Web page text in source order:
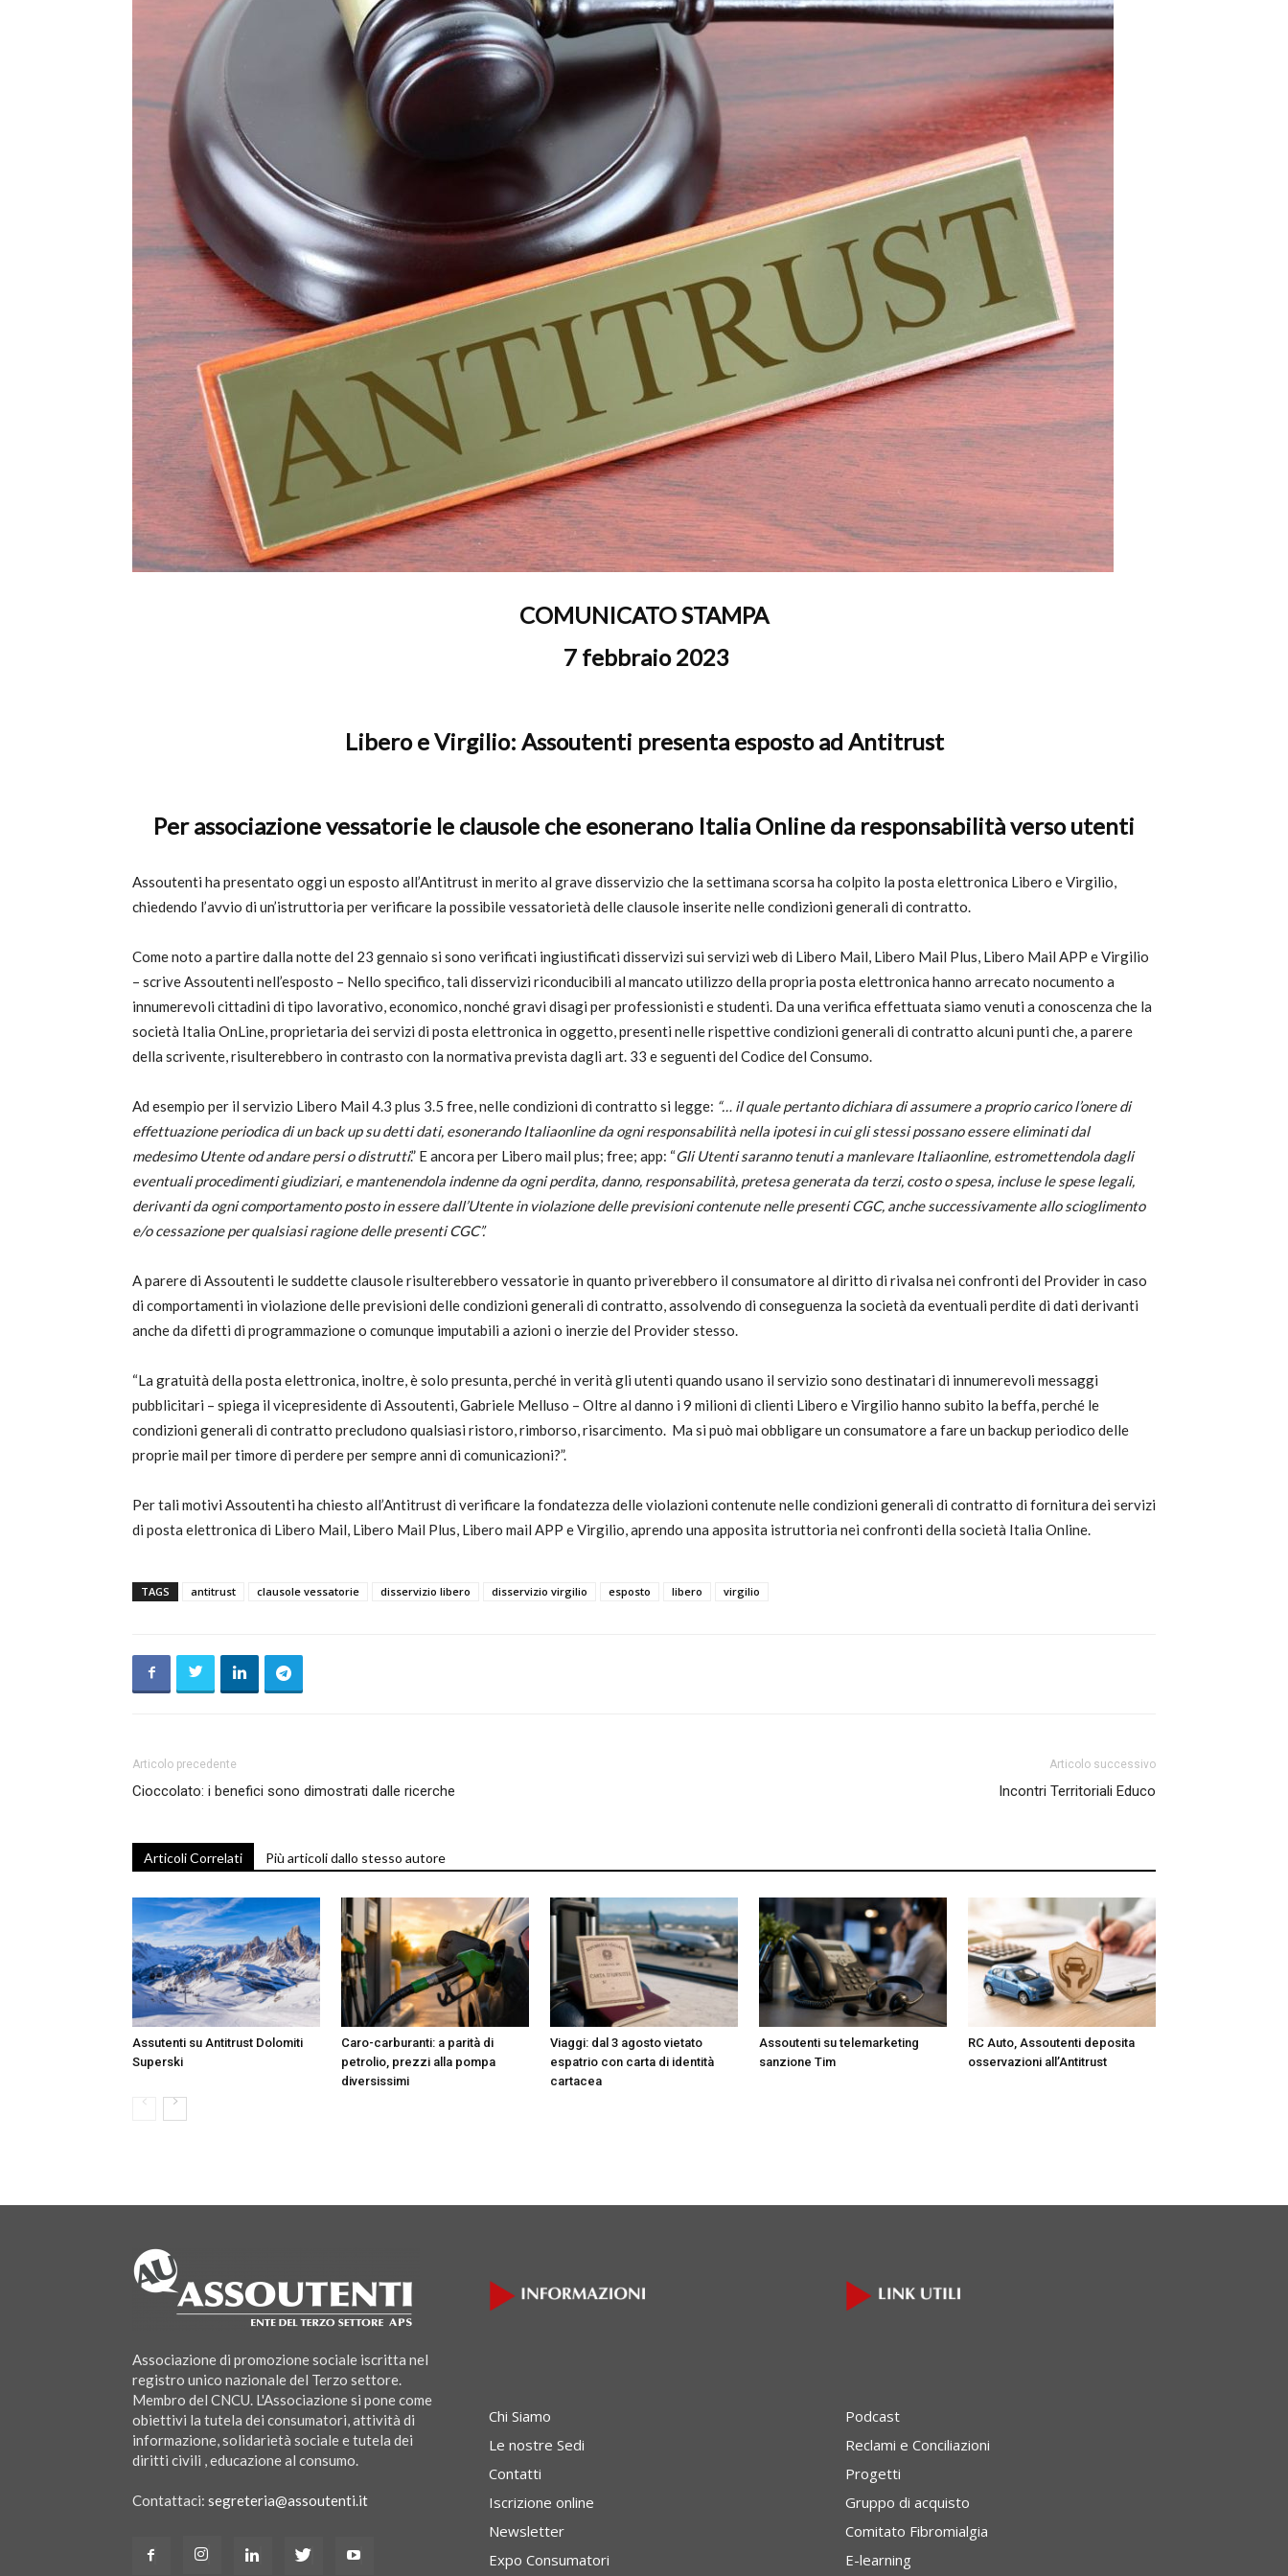
Tutela
dei
consumatori
COMUNICATO STAMPA
7 febbraio 2023
Libero e Virgilio: Assoutenti presenta esposto ad Antitrust
Per associazione vessatorie le clausole che esonerano Italia Online da responsabilità verso utenti
Assoutenti ha presentato oggi un esposto all’Antitrust in merito al grave disservizio che la settimana scorsa ha colpito la posta elettronica Libero e Virgilio,
chiedendo l’avvio di un’istruttoria per verificare la possibile vessatorietà delle clausole inserite nelle condizioni generali di contratto.
Come noto a partire dalla notte del 23 gennaio si sono verificati ingiustificati disservizi sui servizi web di Libero Mail, Libero Mail Plus, Libero Mail APP e Virgilio
– scrive Assoutenti nell’esposto – Nello specifico, tali disservizi riconducibili al mancato utilizzo della propria posta elettronica hanno arrecato nocumento a
innumerevoli cittadini di tipo lavorativo, economico, nonché gravi disagi per professionisti e studenti. Da una verifica effettuata siamo venuti a conoscenza che la
società Italia OnLine, proprietaria dei servizi di posta elettronica in oggetto, presenti nelle rispettive condizioni generali di contratto alcuni punti che, a parere
della scrivente, risulterebbero in contrasto con la normativa prevista dagli art. 33 e seguenti del Codice del Consumo.
Ad esempio per il servizio Libero Mail 4.3 plus 3.5 free, nelle condizioni di contratto si legge: “… il quale pertanto dichiara di assumere a proprio carico l’onere di
effettuazione periodica di un back up su detti dati, esonerando Italiaonline da ogni responsabilità nella ipotesi in cui gli stessi possano essere eliminati dal
medesimo Utente od andare persi o distrutti.” E ancora per Libero mail plus; free; app: “Gli Utenti saranno tenuti a manlevare Italiaonline, estromettendola dagli
eventuali procedimenti giudiziari, e mantenendola indenne da ogni perdita, danno, responsabilità, pretesa generata da terzi, costo o spesa, incluse le spese legali,
derivanti da ogni comportamento posto in essere dall’Utente in violazione delle previsioni contenute nelle presenti CGC, anche successivamente allo scioglimento
e/o cessazione per qualsiasi ragione delle presenti CGC”.
A parere di Assoutenti le suddette clausole risulterebbero vessatorie in quanto priverebbero il consumatore al diritto di rivalsa nei confronti del Provider in caso
di comportamenti in violazione delle previsioni delle condizioni generali di contratto, assolvendo di conseguenza la società da eventuali perdite di dati derivanti
anche da difetti di programmazione o comunque imputabili a azioni o inerzie del Provider stesso.
“La gratuità della posta elettronica, inoltre, è solo presunta, perché in verità gli utenti quando usano il servizio sono destinatari di innumerevoli messaggi
pubblicitari – spiega il vicepresidente di Assoutenti, Gabriele Melluso – Oltre al danno i 9 milioni di clienti Libero e Virgilio hanno subito la beffa, perché le
condizioni generali di contratto precludono qualsiasi ristoro, rimborso, risarcimento. Ma si può mai obbligare un consumatore a fare un backup periodico delle
proprie mail per timore di perdere per sempre anni di comunicazioni?”.
Per tali motivi Assoutenti ha chiesto all’Antitrust di verificare la fondatezza delle violazioni contenute nelle condizioni generali di contratto di fornitura dei servizi
di posta elettronica di Libero Mail, Libero Mail Plus, Libero mail APP e Virgilio, aprendo una apposita istruttoria nei confronti della società Italia Online.
TAGS antitrust clausole vessatorie disservizio libero disservizio virgilio esposto libero virgilio
Articolo precedente
Cioccolato: i benefici sono dimostrati dalle ricerche
Articolo successivo
Incontri Territoriali Educo
Articoli Correlati Più articoli dallo stesso autore
Assutenti su Antitrust Dolomiti
Superski
Caro-carburanti: a parità di
petrolio, prezzi alla pompa
diversissimi
Viaggi: dal 3 agosto vietato
espatrio con carta di identità
cartacea
Assoutenti su telemarketing
sanzione Tim
RC Auto, Assoutenti deposita
osservazioni all’Antitrust
Associazione di promozione sociale iscritta nel
registro unico nazionale del Terzo settore.
Membro del CNCU. L'Associazione si pone come
obiettivi la tutela dei consumatori, attività di
informazione, solidarietà sociale e tutela dei
diritti civili , educazione al consumo.
Contattaci: segreteria@assoutenti.it
Chi Siamo
Le nostre Sedi
Contatti
Iscrizione online
Newsletter
Expo Consumatori
Podcast
Reclami e Conciliazioni
Progetti
Gruppo di acquisto
Comitato Fibromialgia
E-learning